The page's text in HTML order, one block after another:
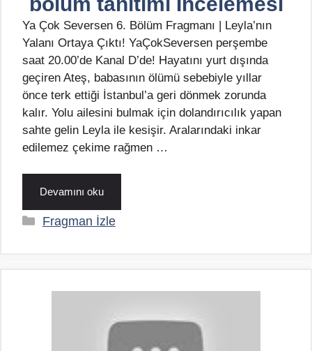
Ya Çok Seversen 6. Bölüm Fragmanı | Leyla’nın
Yalanı Ortaya Çıktı! YaÇokSeversen perşembe
saat 20.00’de Kanal D’de! Hayatını yurt dışında
geçiren Ateş, babasının ölümü sebebiyle yıllar
önce terk ettiği İstanbul’a geri dönmek zorunda
kalır. Yolu ailesini bulmak için dolandırıcılık yapan
sahte gelin Leyla ile kesişir. Aralarındaki inkar
edilemez çekime rağmen …
Devamını oku
Kategoriler
Fragman İzle